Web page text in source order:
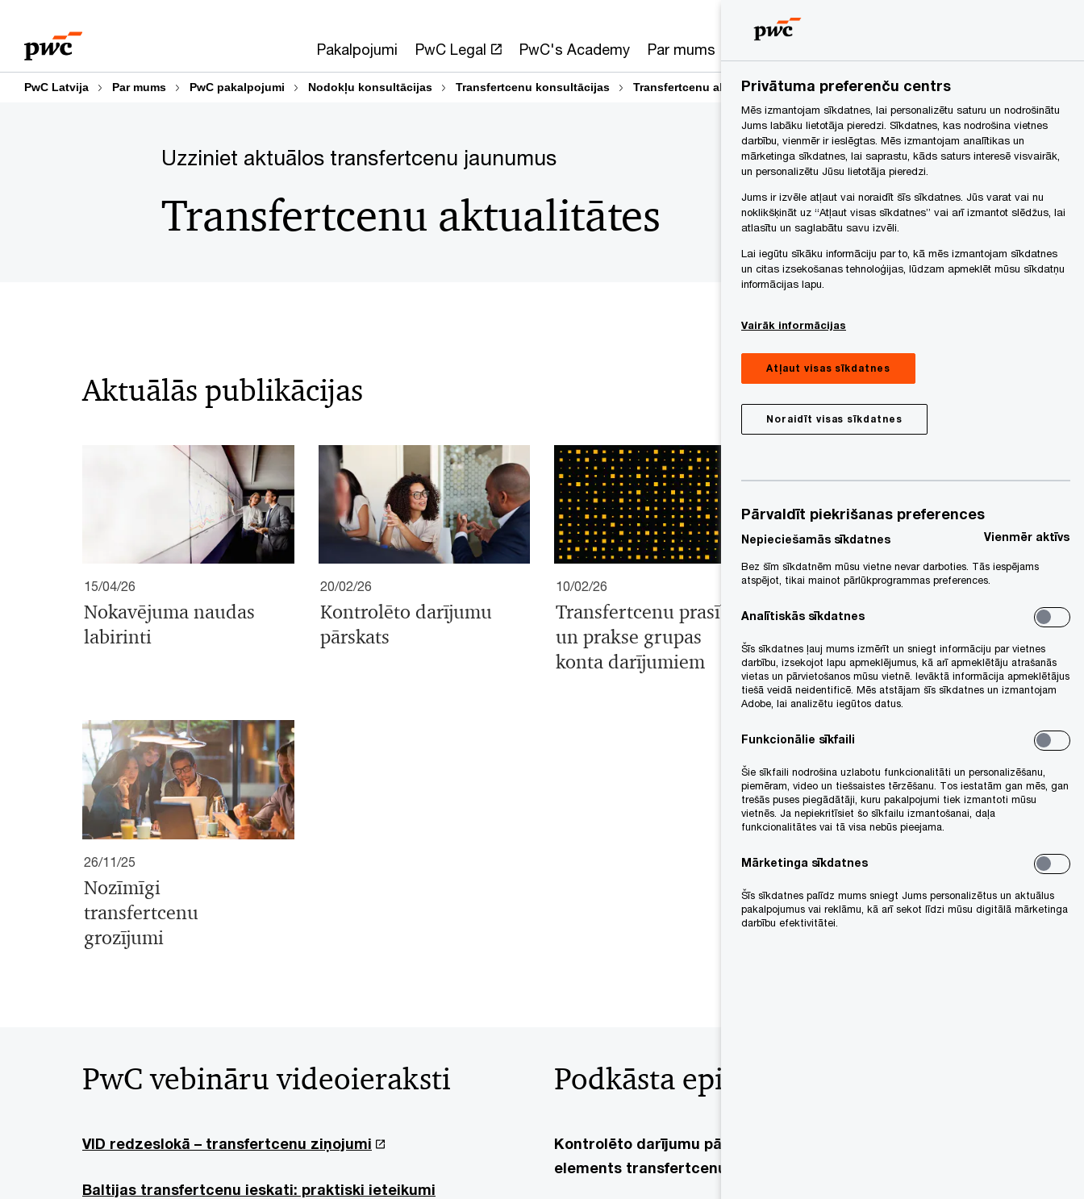
content
footer
Pakalpojumi PwC Legal PwC's Academy Par mums
PwC Latvija Par mums PwC pakalpojumi Nodokļu konsultācijas Transfertcenu konsultācijas Transfertcenu aktualitātes – raksti, podkāsti un vebināri | PwC Latvija
Uzziniet aktuālos transfertcenu jaunumus
Transfertcenu aktualitātes
Aktuālās publikācijas
15/04/26
Nokavējuma naudas
labirinti
20/02/26
Kontrolēto darījumu
pārskats
10/02/26
Transfertcenu prasības
un prakse grupas
konta darījumiem
19/01/26
Transfertcenu
26/11/25
Nozīmīgi
transfertcenu
grozījumi
PwC vebināru videoieraksti
VID redzeslokā – transfertcenu ziņojumi
Baltijas transfertcenu ieskati: praktiski ieteikumi
Podkāsta epizodes
Kontrolēto darījumu pārskats – jauns centrālais
elements transfertcenu regulējumā Latvijā | 10.03.2026.
Privātuma preferenču centrs
Mēs izmantojam sīkdatnes, lai personalizētu saturu un nodrošinātu
Jums labāku lietotāja pieredzi. Sīkdatnes, kas nodrošina vietnes
darbību, vienmēr ir ieslēgtas. Mēs izmantojam analītikas un
mārketinga sīkdatnes, lai saprastu, kāds saturs interesē visvairāk,
un personalizētu Jūsu lietotāja pieredzi.
Jums ir izvēle atļaut vai noraidīt šīs sīkdatnes. Jūs varat vai nu
noklikšķināt uz “Atļaut visas sīkdatnes” vai arī izmantot slēdžus, lai
atlasītu un saglabātu savu izvēli.
Lai iegūtu sīkāku informāciju par to, kā mēs izmantojam sīkdatnes
un citas izsekošanas tehnoloģijas, lūdzam apmeklēt mūsu sīkdatņu
informācijas lapu.
Vairāk informācijas
Atļaut visas sīkdatnes
Noraidīt visas sīkdatnes
Pārvaldīt piekrišanas preferences
Nepieciešamās sīkdatnes Vienmēr aktīvs
Bez šīm sīkdatnēm mūsu vietne nevar darboties. Tās iespējams
atspējot, tikai mainot pārlūkprogrammas preferences.
Analītiskās sīkdatnes
Šīs sīkdatnes ļauj mums izmērīt un sniegt informāciju par vietnes
darbību, izsekojot lapu apmeklējumus, kā arī apmeklētāju atrašanās
vietas un pārvietošanos mūsu vietnē. Ievāktā informācija apmeklētājus
tiešā veidā neidentificē. Mēs atstājam šīs sīkdatnes un izmantojam
Adobe, lai analizētu iegūtos datus.
Funkcionālie sīkfaili
Šie sīkfaili nodrošina uzlabotu funkcionalitāti un personalizēšanu,
piemēram, video un tiešsaistes tērzēšanu. Tos iestatām gan mēs, gan
trešās puses piegādātāji, kuru pakalpojumi tiek izmantoti mūsu
vietnēs. Ja nepiekritīsiet šo sīkfailu izmantošanai, daļa
funkcionalitātes vai tā visa nebūs pieejama.
Mārketinga sīkdatnes
Šīs sīkdatnes palīdz mums sniegt Jums personalizētus un aktuālus
pakalpojumus vai reklāmu, kā arī sekot līdzi mūsu digitālā mārketinga
darbību efektivitātei.